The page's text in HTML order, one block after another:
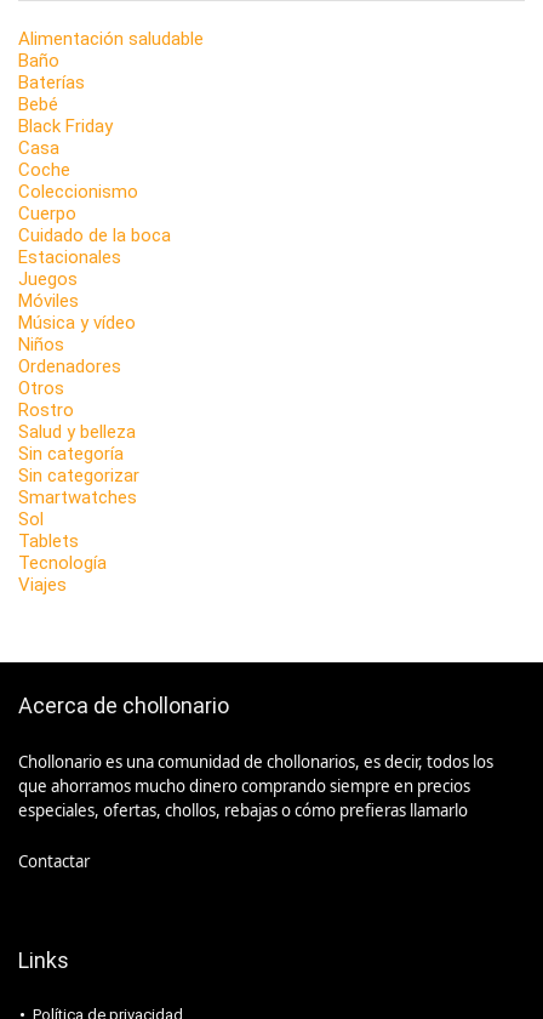
Alimentación saludable
Baño
Baterías
Bebé
Black Friday
Casa
Coche
Coleccionismo
Cuerpo
Cuidado de la boca
Estacionales
Juegos
Móviles
Música y vídeo
Niños
Ordenadores
Otros
Rostro
Salud y belleza
Sin categoría
Sin categorizar
Smartwatches
Sol
Tablets
Tecnología
Viajes
Acerca de chollonario
Chollonario es una comunidad de chollonarios, es decir, todos los
que ahorramos mucho dinero comprando siempre en precios
especiales, ofertas, chollos, rebajas o cómo prefieras llamarlo
Contactar
Links
Política de privacidad